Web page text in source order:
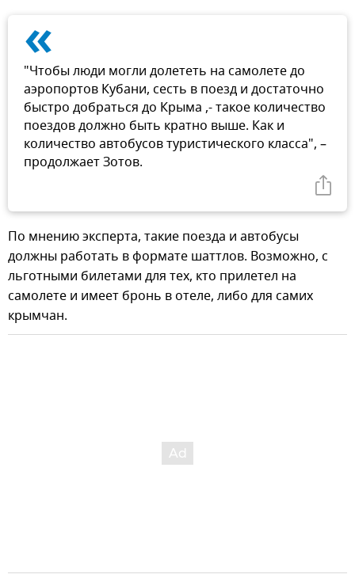
«
"Чтобы люди могли долететь на самолете до
аэропортов Кубани, сесть в поезд и достаточно
быстро добраться до Крыма ,- такое количество
поездов должно быть кратно выше. Как и
количество автобусов туристического класса", –
продолжает Зотов.
По мнению эксперта, такие поезда и автобусы
должны работать в формате шаттлов. Возможно, с
льготными билетами для тех, кто прилетел на
самолете и имеет бронь в отеле, либо для самих
крымчан.